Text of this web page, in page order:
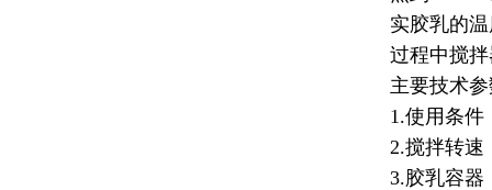
实胶乳的
过程中搅拌
主要技术
1.使用条
2.搅拌转速
3.胶乳容器